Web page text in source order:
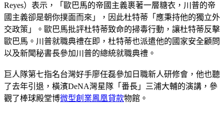
Reyes）表示，「歐巴馬的帝國主義裹著一層糖衣，川普的帝
國主義卻是朝你撲面而來」，因此杜特蒂「應秉持他的獨立外
交政策」。歐巴馬批評杜特蒂致命的掃毒行動，讓杜特蒂反擊
歐巴馬。川普就職典禮在即，杜特蒂也派遣他的國家安全顧問
以及新聞秘書長參加川普的總統就職典禮。
巨人隊第七指名台灣好手廖任磊參加日職新人研修會，他也聽
了去年引退，橫濱DeNA灣星隊「番長」三浦大輔的演講，參
觀了棒球殿堂博微型創業鳳凰貸款物館。